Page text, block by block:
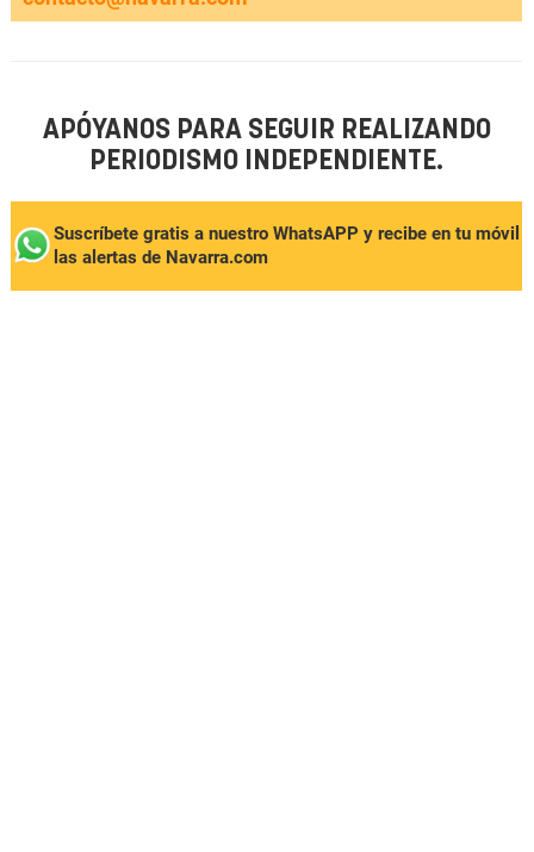
APÓYANOS PARA SEGUIR REALIZANDO
PERIODISMO INDEPENDIENTE.
Suscríbete gratis a nuestro WhatsAPP y recibe en tu móvil
las alertas de Navarra.com